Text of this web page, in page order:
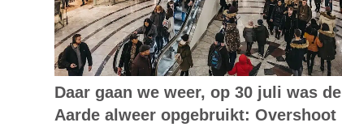
Daar gaan we weer, op 30 juli was de
Aarde alweer opgebruikt: Overshoot